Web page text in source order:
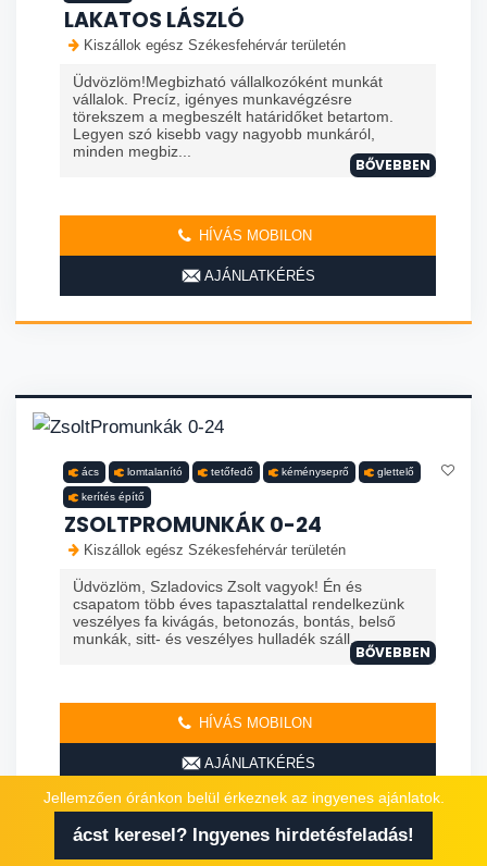
LAKATOS LÁSZLÓ
Kiszállok egész Székesfehérvár területén
Üdvözlöm!Megbizható vállalkozóként munkát
vállalok. Precíz, igényes munkavégzésre
törekszem a megbeszélt határidőket betartom.
Legyen szó kisebb vagy nagyobb munkáról,
minden megbiz...
BŐVEBBEN
HÍVÁS MOBILON
AJÁNLATKÉRÉS
ács lomtalanító tetőfedő kéményseprő glettelő
kerítés építő
ZSOLTPROMUNKÁK 0-24
Kiszállok egész Székesfehérvár területén
Üdvözlöm, Szladovics Zsolt vagyok! Én és
csapatom több éves tapasztalattal rendelkezünk
veszélyes fa kivágás, betonozás, bontás, belső
munkák, sitt- és veszélyes hulladék száll...
BŐVEBBEN
HÍVÁS MOBILON
AJÁNLATKÉRÉS
Jellemzően óránkon belül érkeznek az ingyenes ajánlatok.
ácst keresel? Ingyenes hirdetésfeladás!